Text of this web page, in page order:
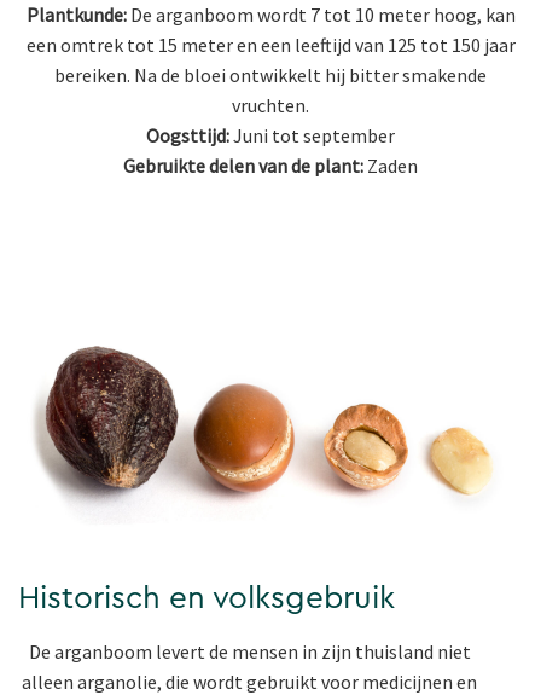
Plantkunde:De arganboom wordt 7 tot 10 meter hoog, kan
een omtrek tot 15 meter en een leeftijd van 125 tot 150 jaar
bereiken. Na de bloei ontwikkelt hij bitter smakende
vruchten.
Oogsttijd:Juni tot september
Gebruikte delen van de plant: Zaden
Historisch en volksgebruik
De arganboom levert de mensen in zijn thuisland niet
alleen arganolie, die wordt gebruikt voor medicijnen en